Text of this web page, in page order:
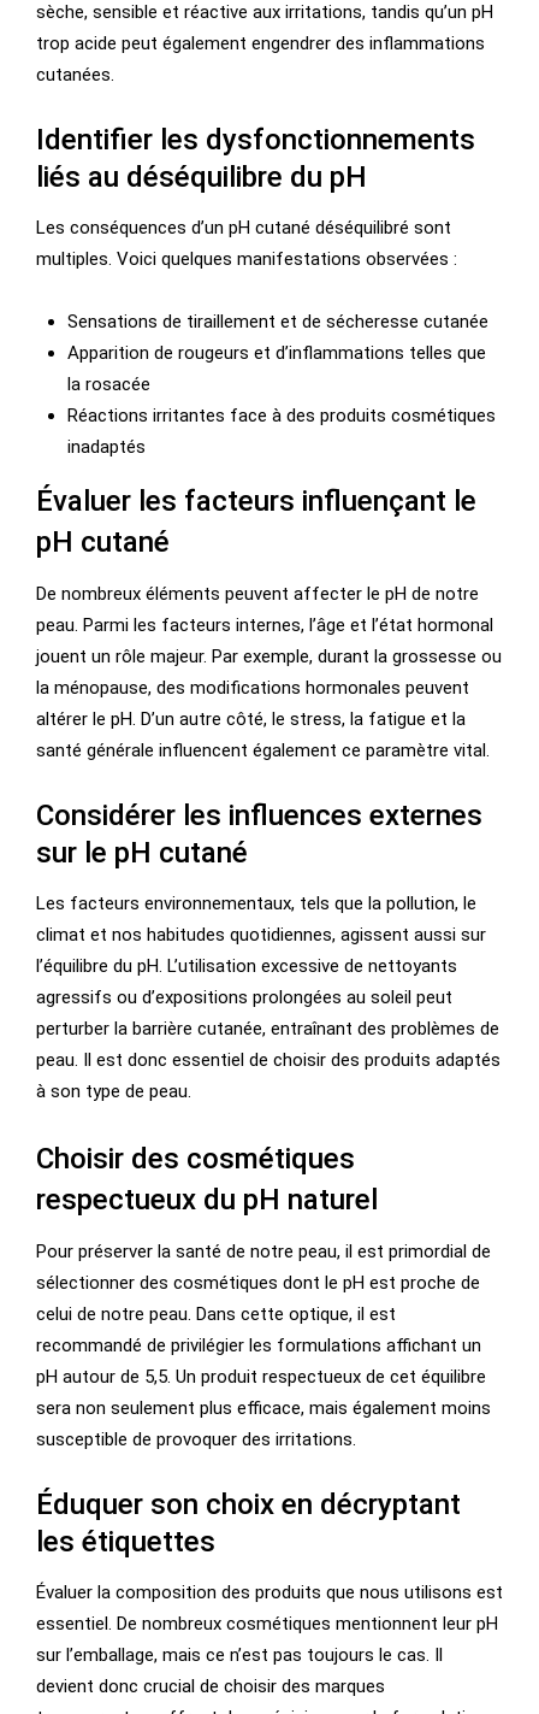
sèche, sensible et réactive aux irritations, tandis qu’un pH
trop acide peut également engendrer des inflammations
cutanées.
Identifier les dysfonctionnements
liés au déséquilibre du pH
Les conséquences d’un pH cutané déséquilibré sont
multiples. Voici quelques manifestations observées :
Sensations de tiraillement et de sécheresse cutanée
Apparition de rougeurs et d’inflammations telles que
la rosacée
Réactions irritantes face à des produits cosmétiques
inadaptés
Évaluer les facteurs influençant le
pH cutané
De nombreux éléments peuvent affecter le pH de notre
peau. Parmi les facteurs internes, l’âge et l’état hormonal
jouent un rôle majeur. Par exemple, durant la grossesse ou
la ménopause, des modifications hormonales peuvent
altérer le pH. D’un autre côté, le stress, la fatigue et la
santé générale influencent également ce paramètre vital.
Considérer les influences externes
sur le pH cutané
Les facteurs environnementaux, tels que la pollution, le
climat et nos habitudes quotidiennes, agissent aussi sur
l’équilibre du pH. L’utilisation excessive de nettoyants
agressifs ou d’expositions prolongées au soleil peut
perturber la barrière cutanée, entraînant des problèmes de
peau. Il est donc essentiel de choisir des produits adaptés
à son type de peau.
Choisir des cosmétiques
respectueux du pH naturel
Pour préserver la santé de notre peau, il est primordial de
sélectionner des cosmétiques dont le pH est proche de
celui de notre peau. Dans cette optique, il est
recommandé de privilégier les formulations affichant un
pH autour de 5,5. Un produit respectueux de cet équilibre
sera non seulement plus efficace, mais également moins
susceptible de provoquer des irritations.
Éduquer son choix en décryptant
les étiquettes
Évaluer la composition des produits que nous utilisons est
essentiel. De nombreux cosmétiques mentionnent leur pH
sur l’emballage, mais ce n’est pas toujours le cas. Il
devient donc crucial de choisir des marques